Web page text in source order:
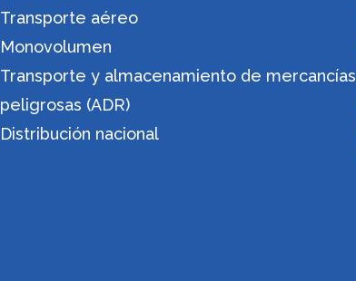
Transporte aéreo
Monovolumen
Transporte y almacenamiento de mercancías
peligrosas (ADR)
Distribución nacional